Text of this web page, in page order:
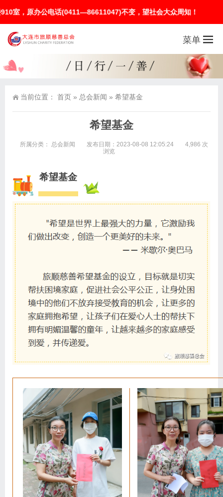
话(0411—86611047)不变，望社会大众周知！
菜单
当前位置： 首页 » 总会新闻 » 希望基金
希望基金
所属分类： 总会新闻 发布日期：2023-08-08 12:05:24
4,986 次
浏览
希望基金